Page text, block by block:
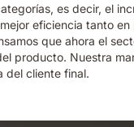
es decir, el
eficiencia tanto
que ahora el
producto. Nuestra
del cliente final.